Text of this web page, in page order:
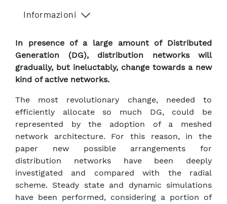
Informazioni
In presence of a large amount of Distributed
Generation (DG), distribution networks will
gradually, but ineluctably, change towards a new
kind of active networks.
The most revolutionary change, needed to
efficiently allocate so much DG, could be
represented by the adoption of a meshed
network architecture. For this reason, in the
paper new possible arrangements for
distribution networks have been deeply
investigated and compared with the radial
scheme. Steady state and dynamic simulations
have been performed, considering a portion of